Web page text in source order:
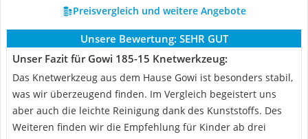
Preisvergleich und weitere Angebote
Unsere Bewertung: SEHR GUT
Unser Fazit für Gowi 185-15 Knetwerkzeug:
Das Knetwerkzeug aus dem Hause Gowi ist besonders stabil,
was wir überzeugend finden. Im Vergleich begeistert uns
aber auch die leichte Reinigung dank des Kunststoffs. Des
Weiteren finden wir die Empfehlung für Kinder ab drei